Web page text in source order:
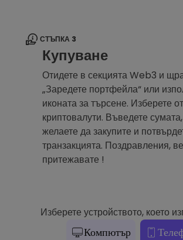
СТЪПКА 3
Купуване
Отидете в секцията Web3 и
„Заредете портфейла“ или
иконата за търсене. Изберете
криптовалути. Въведете
желаете да закупите и
транзакцията. Поздравления,
притежавате !
Изберете устройството, което
Компютър